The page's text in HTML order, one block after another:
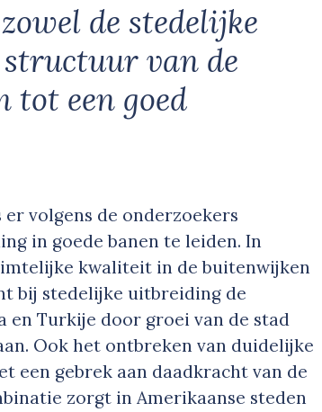
de stedelijke
van de
tot een goed
volgens de onderzoekers
in goede banen te leiden. In
kwaliteit in de buitenwijken
bij stedelijke uitbreiding de
en Turkije door groei van de stad
Ook het ontbreken van duidelijke
een gebrek aan daadkracht van de
zorgt in Amerikaanse steden